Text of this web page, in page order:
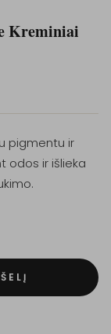
Kreminiai
pigmentu ir
odos ir išlieka